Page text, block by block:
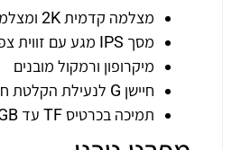
מצלמה קדמית 2K ומצלמה אחורית 1080P
מסך IPS מגע עם זווית צפייה עד 178°
מיקרופון ורמקול מובנים
חיישן G לנעילת הקלטת חירום
תמיכה בכרטיס TF עד 128GB